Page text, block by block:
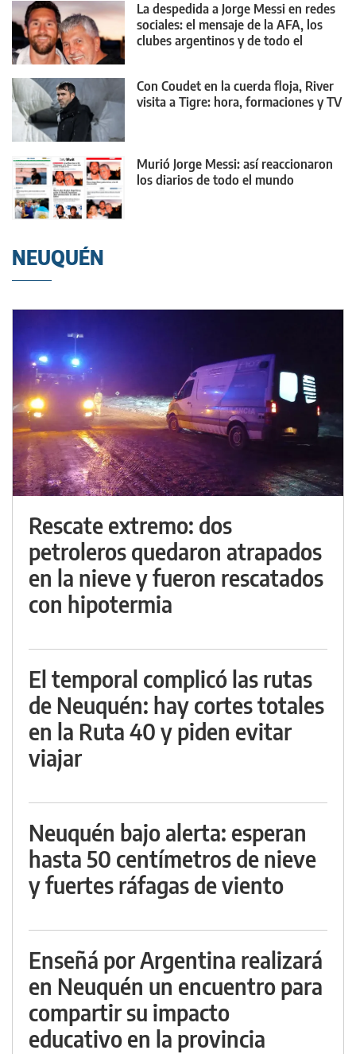
La despedida a Jorge Messi en redes
sociales: el mensaje de la AFA, los
clubes argentinos y de todo el
Con Coudet en la cuerda floja, River
visita a Tigre: hora, formaciones y TV
Murió Jorge Messi: así reaccionaron
los diarios de todo el mundo
NEUQUÉN
Rescate extremo: dos
petroleros quedaron atrapados
en la nieve y fueron rescatados
con hipotermia
El temporal complicó las rutas
de Neuquén: hay cortes totales
en la Ruta 40 y piden evitar
viajar
Neuquén bajo alerta: esperan
hasta 50 centímetros de nieve
y fuertes ráfagas de viento
Enseñá por Argentina realizará
en Neuquén un encuentro para
compartir su impacto
educativo en la provincia